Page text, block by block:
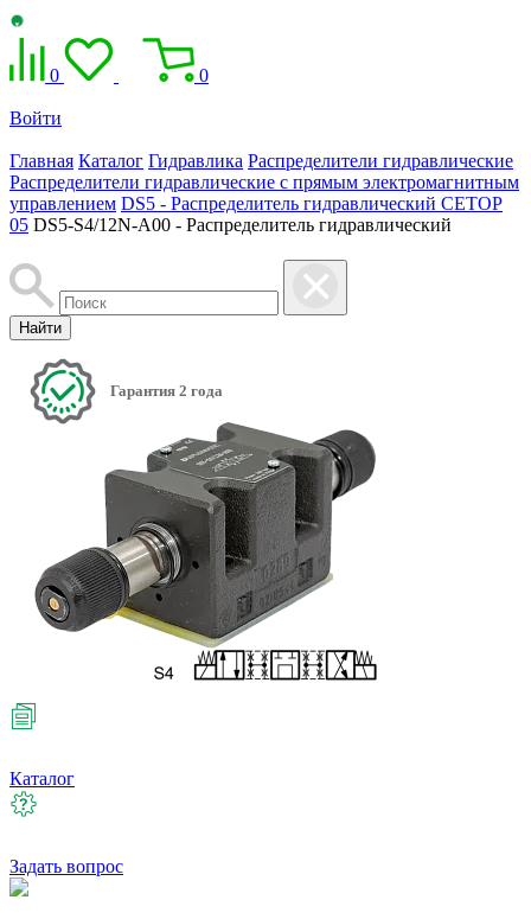
0 0
Войти
Главная Каталог Гидравлика Распределители гидравлические
Распределители гидравлические с прямым электромагнитным
управлением DS5 - Распределитель гидравлический CETOP
05 DS5-S4/12N-A00 - Распределитель гидравлический
Найти
Гарантия 2 года
Каталог
Задать вопрос